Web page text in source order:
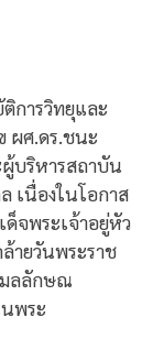
การวิทยุและ
ผศ.ดร.ชนะ
บริหารสถาบัน
เนื่องในโอกาส
จพระเจ้าอยู่หัว
ายวันพระราช
มลลักษณ
พระ